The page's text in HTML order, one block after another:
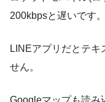
200kbpsと遅いです。
LINEアプリだとテキ
せん。
Googleマップも読み